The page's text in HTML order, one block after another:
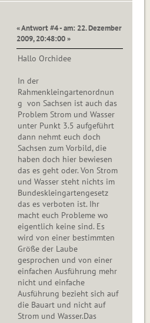
« Antwort #4 - am: 22. Dezember
2009, 20:48:00 »
Hallo Orchidee
In der
Rahmenkleingartenordnun
g von Sachsen ist auch das
Problem Strom und Wasser
unter Punkt 3.5 aufgeführt
dann nehmt euch doch
Sachsen zum Vorbild, die
haben doch hier bewiesen
das es geht oder. Von Strom
und Wasser steht nichts im
Bundeskleingartengesetz
das es verboten ist. Ihr
macht euch Probleme wo
eigentlich keine sind. Es
wird von einer bestimmten
Größe der Laube
gesprochen und von einer
einfachen Ausführung mehr
nicht und einfache
Ausführung bezieht sich auf
die Bauart und nicht auf
Strom und Wasser.Das